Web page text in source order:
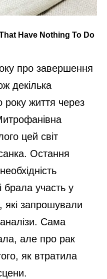
про завершення
декілька
життя через
цей світ
Остання
брала участь у
які запрошували
Сама
але про рак
як втратила